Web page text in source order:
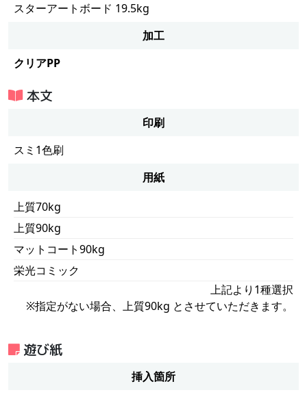
スターアートボード 19.5kg
加工
クリアPP
本文
印刷
スミ1色刷
用紙
上質70kg
上質90kg
マットコート90kg
栄光コミック
上記より1種選択
※指定がない場合、上質90kg とさせていただきます。
遊び紙
挿入箇所